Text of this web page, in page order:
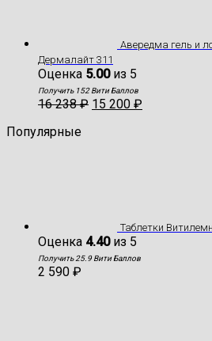
Авередма гель и
Дермалайт 311
Оценка 5.00из 5
Получить 152 Вити Баллов
16 238₽ 15 200 ₽
Популярные
Таблетки
Оценка 4.40из 5
Получить 25.9 Вити Баллов
2 590 ₽